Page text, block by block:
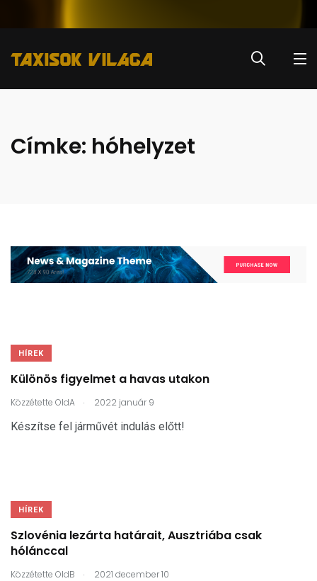
Címke: hóhelyzet
HÍREK
Különös figyelmet a havas utakon
Közzétette OldA . 2022 január 9
Készítse fel járművét indulás előtt!
HÍREK
Szlovénia lezárta határait, Ausztriába csak
hólánccal
Közzétette OldB . 2021 december 10